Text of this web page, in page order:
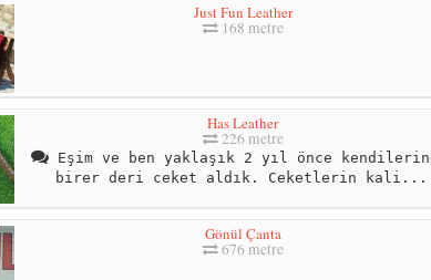
Just Fun Leather
168 metre
Has Leather
226 metre
Eşim ve ben yaklaşık 2 yıl önce
birer deri ceket aldık. Ceketlerin kali...
Gönül Çanta
676 metre